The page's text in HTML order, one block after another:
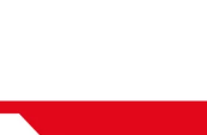
à votre